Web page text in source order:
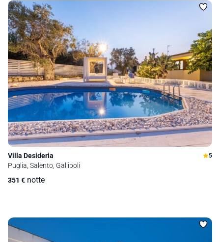
Villa Desideria 5
Puglia, Salento, Gallipoli
351 € notte